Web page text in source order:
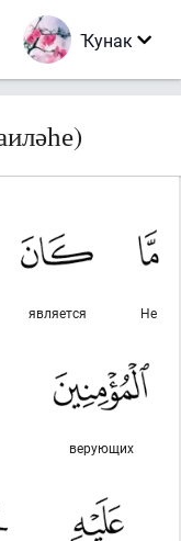
Ҡунак
Не
является
верующих